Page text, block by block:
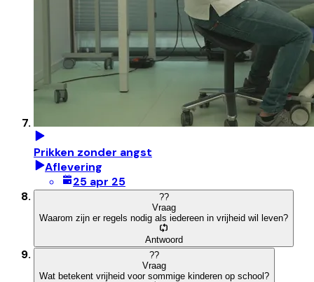
Prikken zonder angst
Aflevering
25 apr 25
??
Vraag
Waarom zijn er regels nodig als iedereen in vrijheid wil leven?
Antwoord
??
Vraag
Wat betekent vrijheid voor sommige kinderen op school?